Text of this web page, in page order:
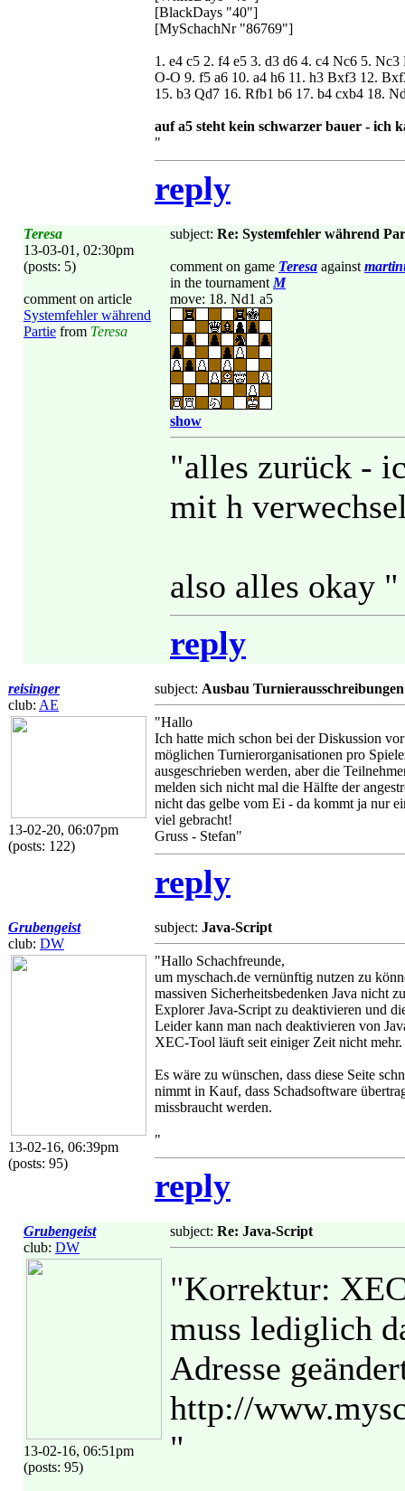
[BlackDays "40"]
[MySchachNr "86769"]
1. e4 c5 2. f4 e5 3. d3 d6 4. c4 Nc6 5.
O-O 9. f5 a6 10. a4 h6 11. h3 Bxf3 12.
15. b3 Qd7 16. Rfb1 b6 17. b4 cxb4 18.
auf a5 steht kein schwarzer bauer - ich
"
reply
Teresa
13-03-01, 02:30pm
(posts: 5)
comment on article
Systemfehler während
Partie from Teresa
subject: Re: Systemfehler während
comment on game Teresa against
in the tournament M
move: 18. Nd1 a5
show
"alles zurück -
mit h
also alles okay "
reply
reisinger
club: AE
13-02-20, 06:07pm
(posts: 122)
subject: Ausbau Turnierausschreibungen
"Hallo
Ich hatte mich schon bei der Diskussion
möglichen Turnierorganisationen pro
ausgeschrieben werden, aber die
melden sich nicht mal die Hälfte der
nicht das gelbe vom Ei - da kommt ja nur
viel gebracht!
Gruss - Stefan"
reply
Grubengeist
club: DW
13-02-16, 06:39pm
(posts: 95)
subject: Java-Script
"Hallo Schachfreunde,
um myschach.de vernünftig nutzen zu
massiven Sicherheitsbedenken Java nicht
Explorer Java-Script zu deaktivieren und
Leider kann man nach deaktivieren von
XEC-Tool läuft seit einiger Zeit nicht mehr.
Es wäre zu wünschen, dass diese Seite
nimmt in Kauf, dass Schadsoftware
missbraucht werden.
"
reply
Grubengeist
club: DW
13-02-16, 06:51pm
(posts: 95)
subject: Re: Java-Script
"Korrektur:
muss lediglich
Adresse
http://
"